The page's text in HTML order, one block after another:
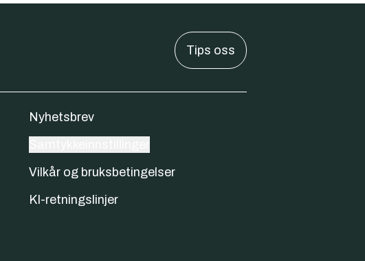
Tips oss
Nyhetsbrev
Vilkår og bruksbetingelser
KI-retningslinjer